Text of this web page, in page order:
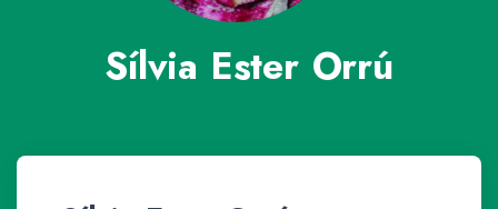
Sílvia Ester Orrú